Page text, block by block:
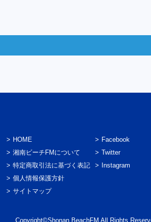
HOME
湘南ビーチFMについて
特定商取引法に基づく表記
個人情報保護方針
サイトマップ
Facebook
Twitter
Instagram
Copyright©Shonan BeachFM All Rights